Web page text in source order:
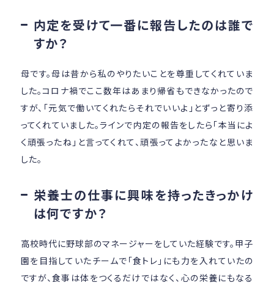
内定を受けて一番に報告したのは誰で
すか？
母です。母は昔から私のやりたいことを尊重してくれていま
した。コロナ禍でここ数年はあまり帰省もできなかったので
すが、「元気で働いてくれたらそれでいいよ」とずっと寄り添
ってくれていました。ラインで内定の報告をしたら「本当によ
く頑張ったね」と言ってくれて、頑張ってよかったなと思いま
した。
栄養士の仕事に興味を持ったきっかけ
は何ですか？
高校時代に野球部のマネージャーをしていた経験です。甲子
園を目指していたチームで「食トレ」にも力を入れていたの
ですが、食事は体をつくるだけではなく、心の栄養にもなる